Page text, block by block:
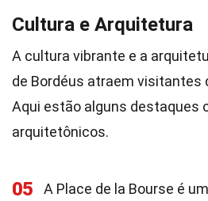
Cultura e Arquitetura
A cultura vibrante e a
de Bordéus atraem visitantes
Aqui estão alguns destaques
arquitetônicos.
05
A Place de la Bourse é